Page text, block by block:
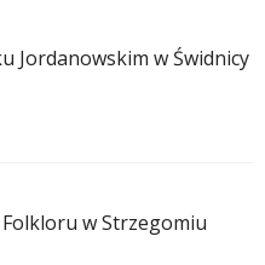
Jordanowskim w Świdnicy
w Strzegomiu